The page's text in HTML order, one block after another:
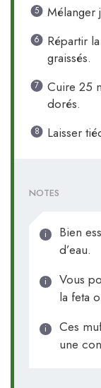
Mélanger
Répartir
graissés.
Cuire 25
dorés.
Laisser
NOTES
Bien
d’eau.
Vous
la feta
Ces
une